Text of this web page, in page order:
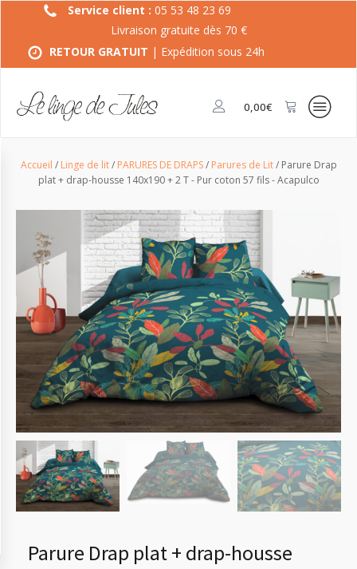
Service client : 05 53 48 23 69
Livraison gratuite dès 70 €
RETOUR GRATUIT | Expédition sous 24h
0,00€
Accueil / Linge de lit/ PARURES DE DRAPS/ Parures de Lit/ Parure Drap
plat + drap-housse 140x190 + 2 T - Pur coton 57 fils - Acapulco
Parure Drap plat + drap-housse